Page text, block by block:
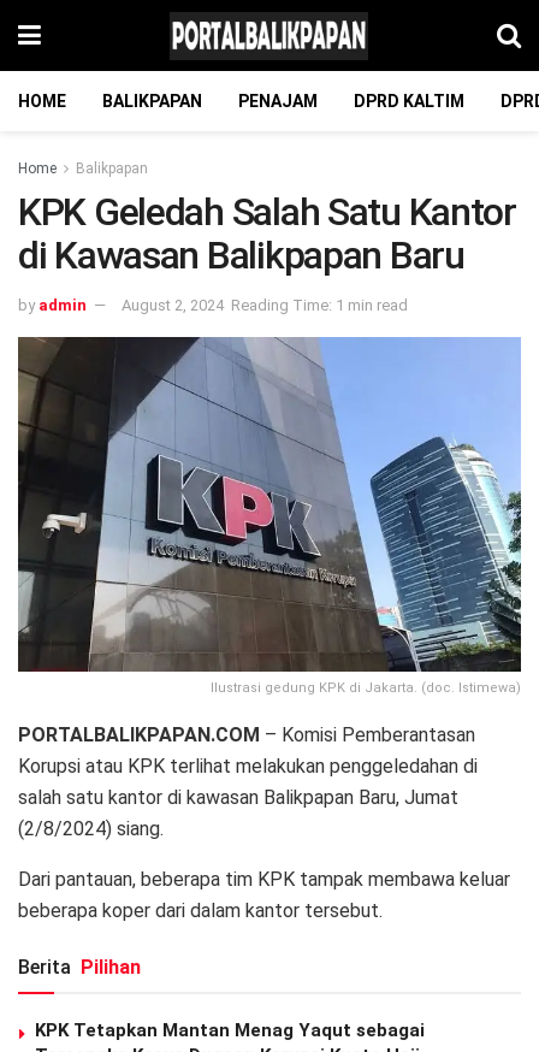
HOME BALIKPAPAN PENAJAM DPRD KALTIM
Home Balikpapan
KPK Geledah Salah Satu Kantor
di Kawasan Balikpapan Baru
by admin August 2, 2024 Reading Time: 1 min read
Ilustrasi gedung KPK di Jakarta. (doc. Istimewa)
PORTALBALIKPAPAN.COM – Komisi Pemberantasan
Korupsi atau KPK terlihat melakukan penggeledahan di
salah satu kantor di kawasan Balikpapan Baru, Jumat
(2/8/2024) siang.
Dari pantauan, beberapa tim KPK tampak membawa keluar
beberapa koper dari dalam kantor tersebut.
Berita Pilihan
KPK Tetapkan Mantan Menag Yaqut sebagai